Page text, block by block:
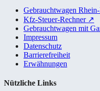
Gebrauchtwagen
Kfz-Steuer-Rechner ↗
Gebrauchtwagen mit
Impressum
Datenschutz
Barrierefreiheit
Erwähnungen
Nützliche Links